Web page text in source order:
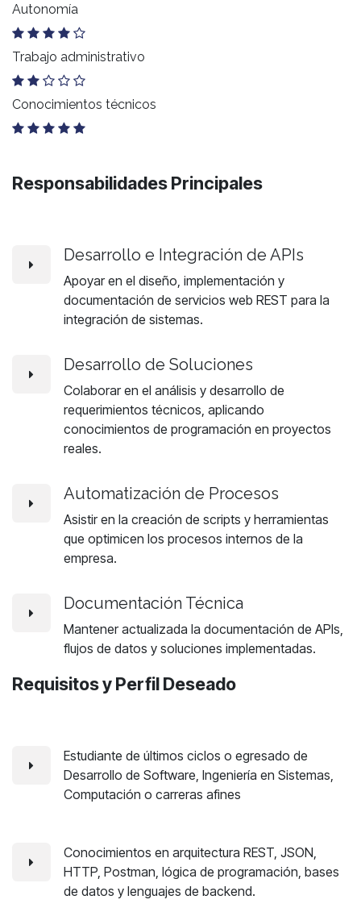
Autonomía
Trabajo administrativo
Conocimientos técnicos
Responsabilidades Principales
Desarrollo e Integración de APIs
Apoyar en el diseño, implementación y
documentación de servicios web REST para la
integración de sistemas.
Desarrollo de Soluciones
Colaborar en el análisis y desarrollo de
requerimientos técnicos, aplicando
conocimientos de programación en proyectos
reales.
Automatización de Procesos
Asistir en la creación de scripts y herramientas
que optimicen los procesos internos de la
empresa.
Documentación Técnica
Mantener actualizada la documentación de APIs,
flujos de datos y soluciones implementadas.
Requisitos y Perfil Deseado
Estudiante de últimos ciclos o egresado de
Desarrollo de Software, Ingeniería en Sistemas,
Computación o carreras afines
Conocimientos en arquitectura REST, JSON,
HTTP, Postman, lógica de programación, bases
de datos y lenguajes de backend.